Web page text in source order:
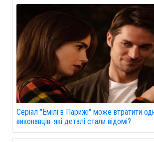
Серіал "Емілі в Парижі" може втратити
виконавців: які деталі стали відомі?